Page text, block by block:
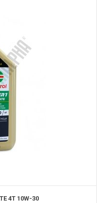
4T 10W-30